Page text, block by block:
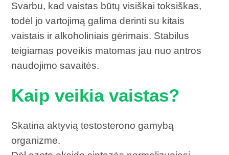
Svarbu, kad vaistas būtų visiškai toksiškas,
todėl jo vartojimą galima derinti su kitais
vaistais ir alkoholiniais gėrimais. Stabilus
teigiamas poveikis matomas jau nuo antros
naudojimo savaitės.
Kaip veikia vaistas?
Skatina aktyvią testosterono gamybą
organizme.